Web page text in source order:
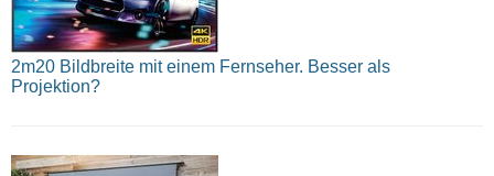
2m20 Bildbreite mit einem Fernseher. Besser als
Projektion?